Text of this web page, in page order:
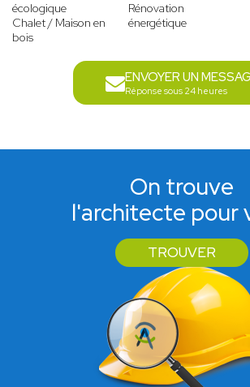
écologique
Chalet / Maison en
bois
Rénovation
énergétique
ENVOYER UN
Réponse sous 24 heures
On trouve
l'architecte pour
TROUVER